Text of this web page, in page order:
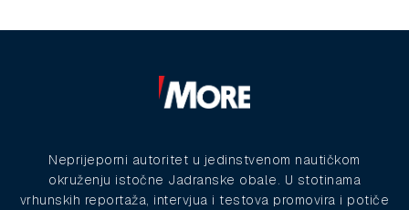
Neprijeporni autoritet u jedinstvenom nautičkom
okruženju istočne Jadranske obale. U stotinama
vrhunskih reportaža, intervjua i testova promovira i potiče